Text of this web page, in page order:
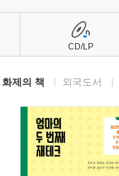
화제의 책 외국도서
CD/LP